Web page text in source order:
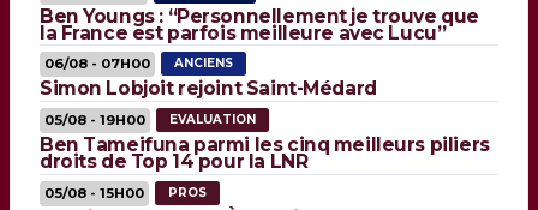
Ben Youngs : “Personnellement je trouve que
la France est parfois meilleure avec Lucu”
06/08 - 07H00 ANCIENS
Simon Lobjoit rejoint Saint-Médard
05/08 - 19H00 EVALUATION
Ben Tameifuna parmi les cinq meilleurs piliers
droits de Top 14 pour la LNR
05/08 - 15H00 PROS